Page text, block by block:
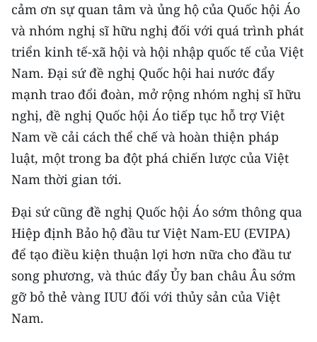
Chuyên trang TP. Hồ Chí Minh
CHUYÊN ĐỀ
CÁC CHUYÊN TRANG
VỀ BÁO NHÂN DÂN
THỜI NAY
NHÂN DÂN CUỐI TUẦN
NHÂN DÂN HẰNG THÁNG
MUA BÁO
ĐỌC BÁO IN
cảm ơn sự quan tâm và ủng hộ của Quốc hội Áo
và nhóm nghị sĩ hữu nghị đối với quá trình phát
triển kinh tế-xã hội và hội nhập quốc tế của Việt
Nam. Đại sứ đề nghị Quốc hội hai nước đẩy
mạnh trao đổi đoàn, mở rộng nhóm nghị sĩ hữu
nghị, đề nghị Quốc hội Áo tiếp tục hỗ trợ Việt
Nam về cải cách thể chế và hoàn thiện pháp
luật, một trong ba đột phá chiến lược của Việt
Nam thời gian tới.
Đại sứ cũng đề nghị Quốc hội Áo sớm thông qua
Hiệp định Bảo hộ đầu tư Việt Nam-EU (EVIPA)
để tạo điều kiện thuận lợi hơn nữa cho đầu tư
song phương, và thúc đẩy Ủy ban châu Âu sớm
gỡ bỏ thẻ vàng IUU đối với thủy sản của Việt
Nam.